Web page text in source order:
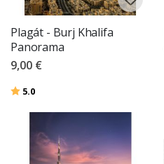
Plagát - Burj Khalifa
Panorama
9,00 €
Hodnotenie:
5.0